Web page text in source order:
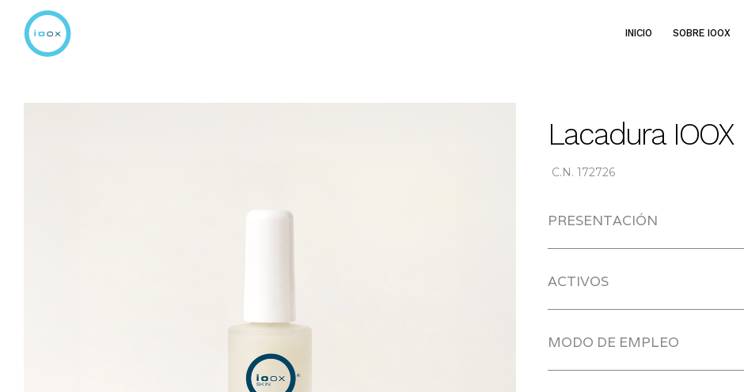
INICIO SOBRE IOOX
Lacadura
C.N. 172726
PRESENTACIÓN
ACTIVOS
MODO DE EMPLEO